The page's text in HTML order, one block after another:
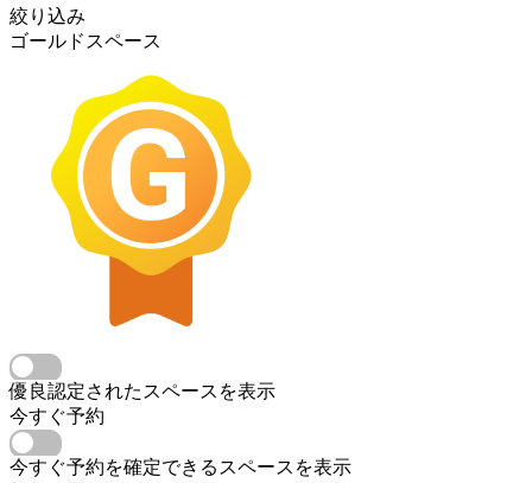
絞り込み
ゴールドスペース
優良認定されたスペースを表示
今すぐ予約
今すぐ予約を確定できるスペースを表示